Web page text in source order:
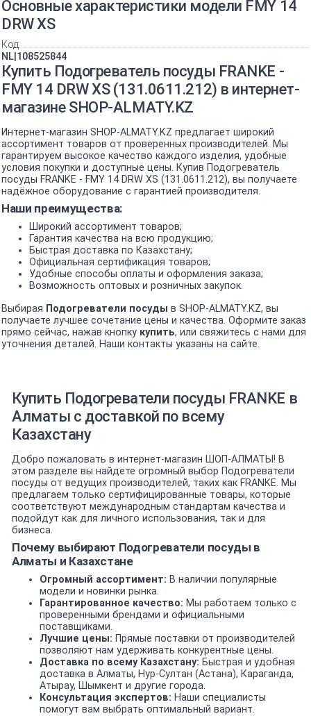
Основные характеристики модели FMY 14
DRW XS
Код
NL|108525844
Купить Подогреватель посуды FRANKE -
FMY 14 DRW XS (131.0611.212) в интернет-
магазине SHOP-ALMATY.KZ
Интернет-магазин SHOP-ALMATY.KZ предлагает широкий
ассортимент товаров от проверенных производителей. Мы
гарантируем высокое качество каждого изделия, удобные
условия покупки и доступные цены. Купив Подогреватель
посуды FRANKE - FMY 14 DRW XS (131.0611.212), вы получаете
надёжное оборудование с гарантией производителя.
Наши преимущества:
Широкий ассортимент товаров;
Гарантия качества на всю продукцию;
Быстрая доставка по Казахстану;
Официальная сертификация товаров;
Удобные способы оплаты и оформления заказа;
Возможность оптовых и розничных закупок.
Выбирая Подогреватели посуды в SHOP-ALMATY.KZ, вы
получаете лучшее сочетание цены и качества. Оформите заказ
прямо сейчас, нажав кнопку купить, или свяжитесь с нами для
уточнения деталей. Наши контакты указаны на сайте.
Купить Подогреватели посуды FRANKE в
Алматы с доставкой по всему
Казахстану
Добро пожаловать в интернет-магазин ШОП-АЛМАТЫ! В
этом разделе вы найдете огромный выбор Подогреватели
посуды от ведущих производителей, таких как FRANKE. Мы
предлагаем только сертифицированные товары, которые
соответствуют международным стандартам качества и
подойдут как для личного использования, так и для
бизнеса.
Почему выбирают Подогреватели посуды в
Алматы и Казахстане
Огромный ассортимент: В наличии популярные
модели и новинки рынка.
Гарантированное качество: Мы работаем только с
проверенными брендами и официальными
поставщиками.
Лучшие цены: Прямые поставки от производителей
позволяют нам удерживать конкурентные цены.
Доставка по всему Казахстану: Быстрая и удобная
доставка в Алматы, Нур-Султан (Астана), Караганда,
Атырау, Шымкент и другие города.
Консультация экспертов: Наши специалисты
помогут вам выбрать оптимальный вариант.